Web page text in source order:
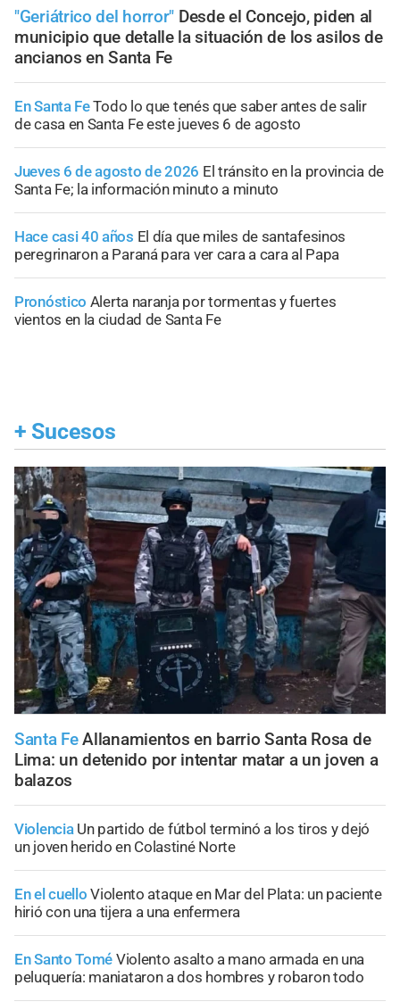
"Geriátrico del horror" Desde el Concejo, piden al
municipio que detalle la situación de los asilos de
ancianos en Santa Fe
En Santa FeTodo lo que tenés que saber antes de salir
de casa en Santa Fe este jueves 6 de agosto
Jueves 6 de agosto de 2026 El tránsito en la provincia de
Santa Fe; la información minuto a minuto
Hace casi 40 años El día que miles de santafesinos
peregrinaron a Paraná para ver cara a cara al Papa
Pronóstico Alerta naranja por tormentas y fuertes
vientos en la ciudad de Santa Fe
+ Sucesos
Santa Fe Allanamientos en barrio Santa Rosa de
Lima: un detenido por intentar matar a un joven a
balazos
Violencia Un partido de fútbol terminó a los tiros y dejó
un joven herido en Colastiné Norte
En el cuello Violento ataque en Mar del Plata: un paciente
hirió con una tijera a una enfermera
En Santo Tomé Violento asalto a mano armada en una
peluquería: maniataron a dos hombres y robaron todo